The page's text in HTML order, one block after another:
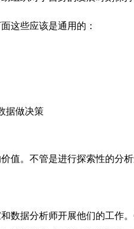
这些应该是通用的：
据做决策
值。不管是进行探索性的分
数据分析师开展他们的工作